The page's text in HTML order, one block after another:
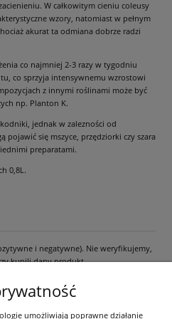
W całkowitym cieniu coleusy
wzory, natomiast w pełnym
akurat ta odmiana dobrze radzi
co najmniej 2-3 razy w tygodniu
co sprzyja intensywnemu wzrostowi
z innymi roślinami może być
np. Planton K.
jednak w zalezności od
pojawić się mszyce, przędziorki czy szara
preparatami.
0,8L.
i negatywne). Nie weryfikujemy,
kupili dany produkt.
umożliwiają poprawne działanie